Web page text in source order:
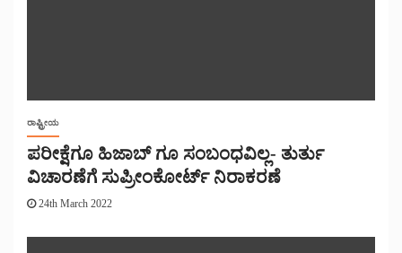
ರಾಷ್ಟ್ರೀಯ
ಪರೀಕ್ಷೆಗೂ ಹಿಜಾಬ್ ಗೂ ಸಂಬಂಧವಿಲ್ಲ- ತುರ್ತು
ವಿಚಾರಣೆಗೆ ಸುಪ್ರೀಂಕೋರ್ಟ್ ನಿರಾಕರಣೆ
24th March 2022